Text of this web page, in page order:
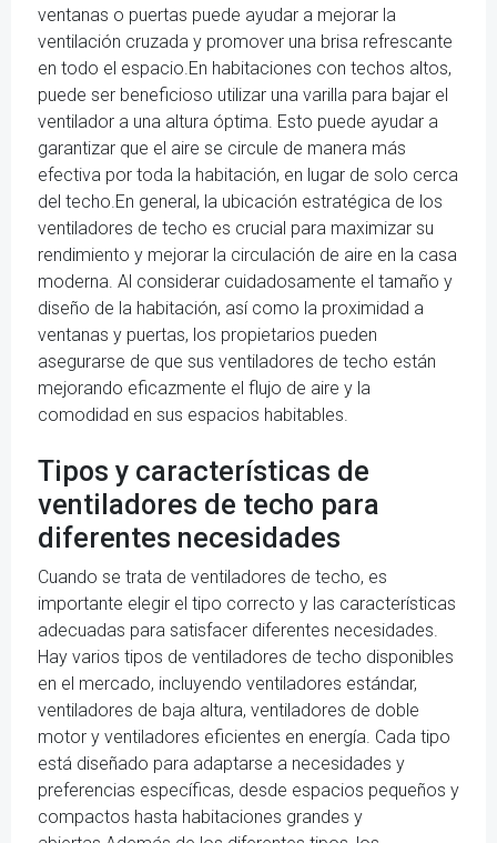
ventanas o puertas puede ayudar a mejorar la
ventilación cruzada y promover una brisa refrescante
en todo el espacio.En habitaciones con techos altos,
puede ser beneficioso utilizar una varilla para bajar el
ventilador a una altura óptima. Esto puede ayudar a
garantizar que el aire se circule de manera más
efectiva por toda la habitación, en lugar de solo cerca
del techo.En general, la ubicación estratégica de los
ventiladores de techo es crucial para maximizar su
rendimiento y mejorar la circulación de aire en la casa
moderna. Al considerar cuidadosamente el tamaño y
diseño de la habitación, así como la proximidad a
ventanas y puertas, los propietarios pueden
asegurarse de que sus ventiladores de techo están
mejorando eficazmente el flujo de aire y la
comodidad en sus espacios habitables.
Tipos y características de
ventiladores de techo para
diferentes necesidades
Cuando se trata de ventiladores de techo, es
importante elegir el tipo correcto y las características
adecuadas para satisfacer diferentes necesidades.
Hay varios tipos de ventiladores de techo disponibles
en el mercado, incluyendo ventiladores estándar,
ventiladores de baja altura, ventiladores de doble
motor y ventiladores eficientes en energía. Cada tipo
está diseñado para adaptarse a necesidades y
preferencias específicas, desde espacios pequeños y
compactos hasta habitaciones grandes y